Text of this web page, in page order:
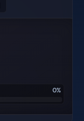
0%